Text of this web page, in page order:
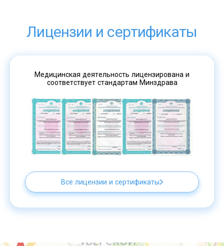
Лицензии и сертификаты
Медицинская деятельность лицензирована и
соответствует стандартам Минздрава
Все лицензии и сертификаты